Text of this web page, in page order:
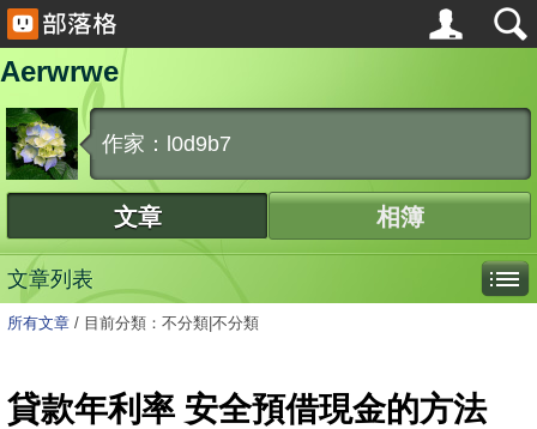
Aerwrwe
作家：l0d9b7
文章 相簿
文章列表
所有文章 / 目前分類：不分類|不分類
貸款年利率 安全預借現金的方法